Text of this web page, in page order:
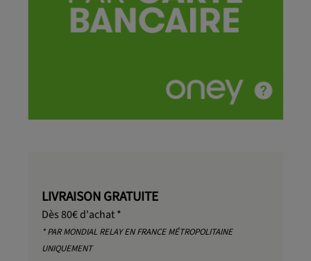
LIVRAISON GRATUITE
Dès 80€ d'achat *
* PAR MONDIAL RELAY EN FRANCE MÉTROPOLITAINE
UNIQUEMENT